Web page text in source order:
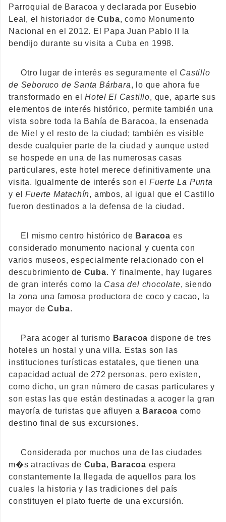
Parroquial de Baracoa y declarada por Eusebio
Leal, el historiador deCuba, como Monumento
Nacional en el 2012. El Papa Juan Pablo II la
bendijo durante su visita a Cuba en 1998.
Otro lugar de interés es seguramente el Castillo
de Seboruco de Santa Bárbara, lo que ahora fue
transformado en elHotel El Castillo, que, aparte sus
elementos de interés histórico, permite también una
vista sobre toda la Bahía de Baracoa, la ensenada
de Miel y el resto de la ciudad; también es visible
desde cualquier parte de la ciudad y aunque usted
se hospede en una de las numerosas casas
particulares, este hotel merece definitivamente una
visita. Igualmente de interés son el Fuerte La Punta
y elFuerte Matachín, ambos, al igual que el Castillo
fueron destinados a la defensa de la ciudad.
El mismo centro histórico de Baracoa es
considerado monumento nacional y cuenta con
varios museos, especialmente relacionado con el
descubrimiento de Cuba. Y finalmente, hay lugares
de gran interés como la Casa del chocolate, siendo
la zona una famosa productora de coco y cacao, la
mayor deCuba.
Para acoger al turismo Baracoa dispone de tres
hoteles un hostal y una villa. Estas son las
instituciones turísticas estatales, que tienen una
capacidad actual de 272 personas, pero existen,
como dicho, un gran número de casas particulares y
son estas las que están destinadas a acoger la gran
mayoría de turistas que afluyen a Baracoa como
destino final de sus excursiones.
Considerada por muchos una de las ciudades
m�s atractivas de Cuba, Baracoa espera
constantemente la llegada de aquellos para los
cuales la historia y las tradiciones del país
constituyen el plato fuerte de una excursión.